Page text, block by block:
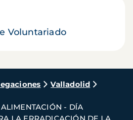
Voluntariado
Valladolid
- DÍA